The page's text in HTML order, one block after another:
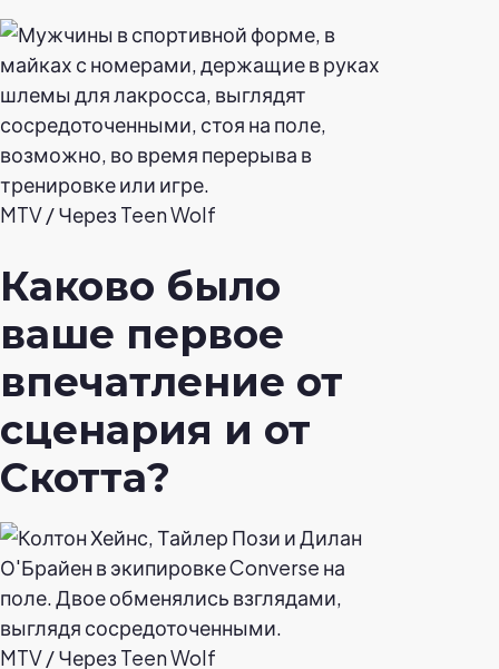
MTV / Через Teen Wolf
Каково было
ваше первое
впечатление от
сценария и от
Скотта?
MTV / Через Teen Wolf